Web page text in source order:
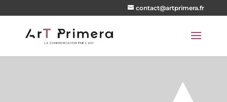
contact@artprimera.fr